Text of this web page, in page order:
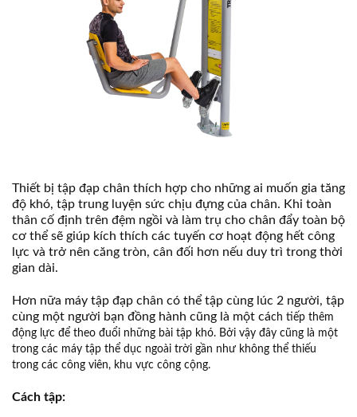
Thiết bị tập đạp chân thích hợp cho những ai muốn gia tăng
độ khó, tập trung luyện sức chịu đựng của chân. Khi toàn
thân cố định trên đệm ngồi và làm trụ cho chân đẩy toàn bộ
cơ thể sẽ giúp kích thích các tuyến cơ hoạt động hết công
lực và trở nên căng tròn, cân đối hơn nếu duy trì trong thời
gian dài.
Hơn nữa máy tập đạp chân có thể tập cùng lúc 2 người, tập
cùng một người bạn đồng hành cũng là một cách tiếp thêm
động lực để theo đuổi những bài tập khó. Bởi vậy đây cũng là một
trong các máy tập thể dục ngoài trời gần như không thể thiếu
trong các công viên, khu vực công cộng.
Cách tập: